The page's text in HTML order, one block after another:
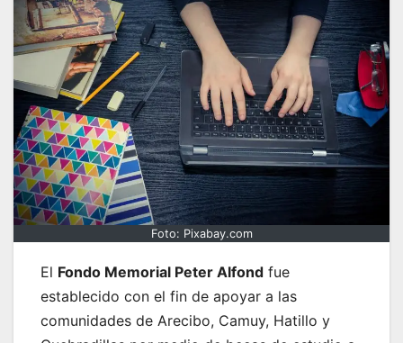
Foto: Pixabay.com
El Fondo Memorial Peter Alfond fue
establecido con el fin de apoyar a las
comunidades de Arecibo, Camuy, Hatillo y